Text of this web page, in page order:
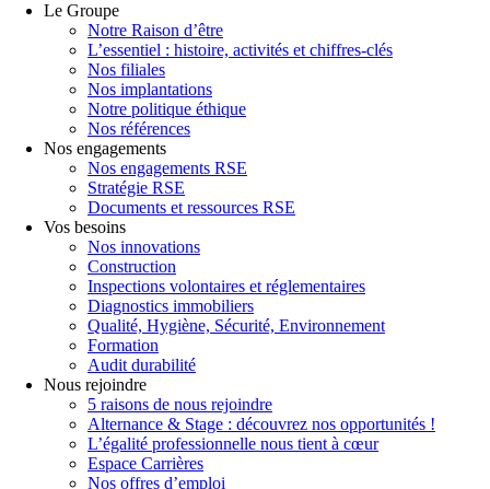
Le Groupe
Notre Raison d’être
L’essentiel : histoire, activités et chiffres-clés
Nos filiales
Nos implantations
Notre politique éthique
Nos références
Nos engagements
Nos engagements RSE
Stratégie RSE
Documents et ressources RSE
Vos besoins
Nos innovations
Construction
Inspections volontaires et réglementaires
Diagnostics immobiliers
Qualité, Hygiène, Sécurité, Environnement
Formation
Audit durabilité
Nous rejoindre
5 raisons de nous rejoindre
Alternance & Stage : découvrez nos opportunités !
L’égalité professionnelle nous tient à cœur
Espace Carrières
Nos offres d’emploi